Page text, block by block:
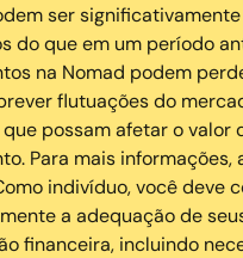
ser
do que em um período
na Nomad podem
flutuações do
possam afetar o valor
Para mais informações,
indivíduo, você deve
a adequação de
financeira, incluindo